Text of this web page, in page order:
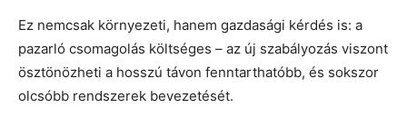
Ez nemcsak környezeti, hanem gazdasági kérdés is: a
pazarló csomagolás költséges – az új szabályozás viszont
ösztönözheti a hosszú távon fenntarthatóbb, és sokszor
olcsóbb rendszerek bevezetését.